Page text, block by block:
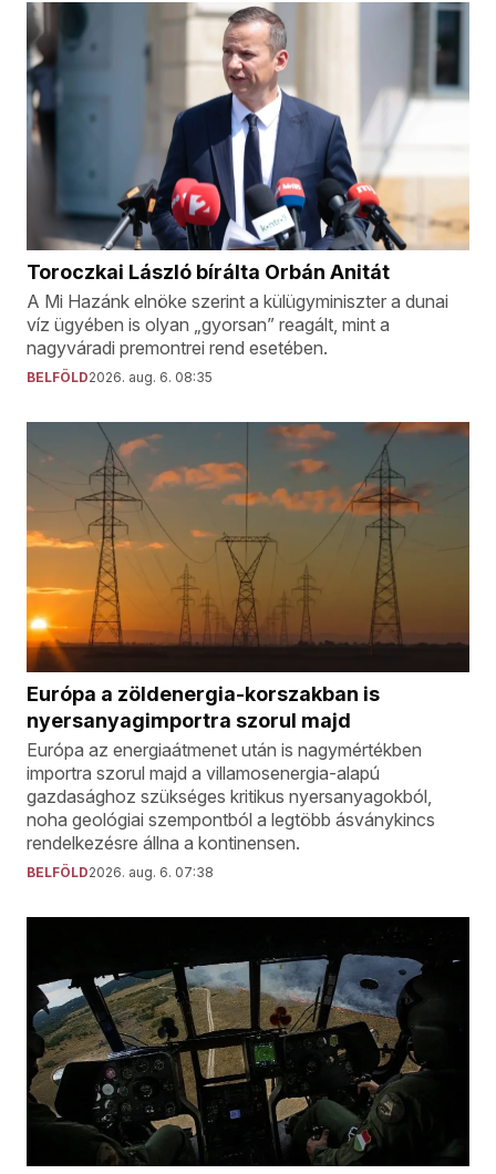
Toroczkai László bírálta Orbán Anitát
A Mi Hazánk elnöke szerint a külügyminiszter a dunai
víz ügyében is olyan „gyorsan” reagált, mint a
nagyváradi premontrei rend esetében.
BELFÖLD2026. aug. 6. 08:35
Európa a zöldenergia-korszakban is
nyersanyagimportra szorul majd
Európa az energiaátmenet után is nagymértékben
importra szorul majd a villamosenergia-alapú
gazdasághoz szükséges kritikus nyersanyagokból,
noha geológiai szempontból a legtöbb ásványkincs
rendelkezésre állna a kontinensen.
BELFÖLD2026. aug. 6. 07:38